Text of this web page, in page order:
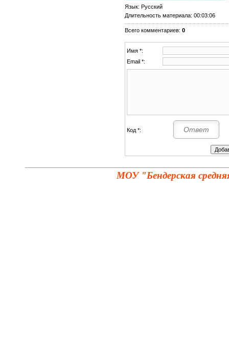
Язык: Русский
Длительность материала: 00:03:06
Всего комментариев: 0
Имя *:
Email *:
Код *:
МОУ "Бендерская